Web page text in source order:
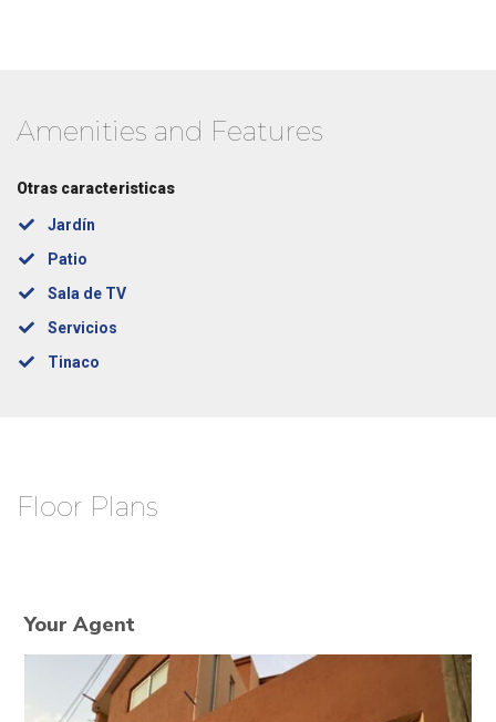
Amenities and Features
Otras caracteristicas
Jardín
Patio
Sala de TV
Servicios
Tinaco
Floor Plans
Your Agent